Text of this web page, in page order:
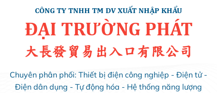
CÔNG TY TNHH TM DV XUẤT NHẬP KHẨU
ĐẠI TRƯỜNG PHÁT
大長發貿易出入口有限公司
Chuyên phân phối: Thiết bị điện công nghiệp - Điện tử -
Điện dân dụng - Tự động hóa - Hệ thống năng lượng